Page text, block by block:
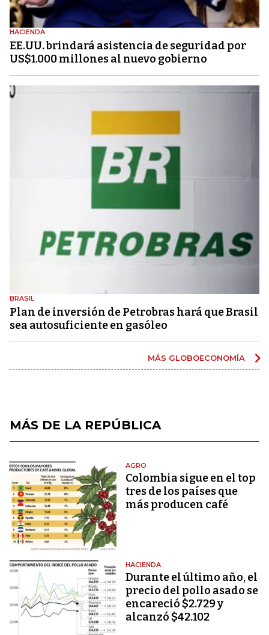
HACIENDA
EE.UU. brindará asistencia de seguridad por
US$1.000 millones al nuevo gobierno
BRASIL
Plan de inversión de Petrobras hará que Brasil
sea autosuficiente en gasóleo
MÁS GLOBOECONOMÍA
MÁS DE LA REPÚBLICA
AGRO
Colombia sigue en el top
tres de los países que
más producen café
HACIENDA
Durante el último año, el
precio del pollo asado se
encareció $2.729 y
alcanzó $42.102